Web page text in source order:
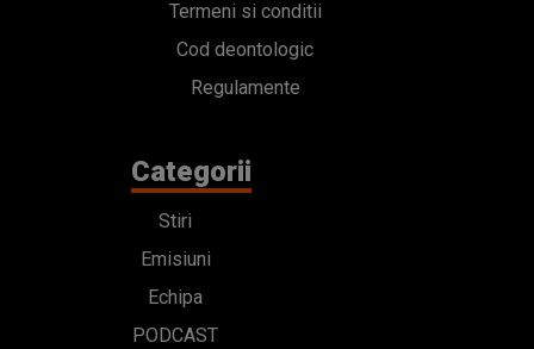
Termeni si conditii
Cod deontologic
Regulamente
Categorii
Stiri
Emisiuni
Echipa
PODCAST